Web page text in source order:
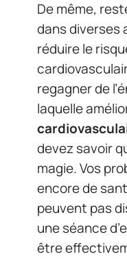
De même,
dans
réduire le
regagner de
laquelle
devez savoir
magie. Vos
encore de
peuvent pas
une séance
être